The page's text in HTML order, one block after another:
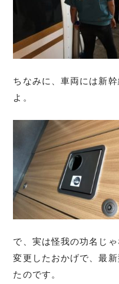
ちなみに、車両には新
よ。
で、実は怪我の功名じ
変更したおかげで、最
たのです。